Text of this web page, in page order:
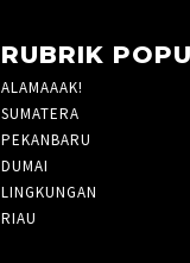
RUBRIK
ALAMAAAK!
SUMATERA
PEKANBARU
DUMAI
LINGKUNGAN
RIAU